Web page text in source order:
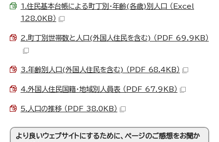
1.住民基本台帳による町丁別・年齢(各歳)別人口 （Excel
128.0KB）
2.町丁別世帯数と人口(外国人住民を含む) （PDF 69.9KB）
3.年齢別人口(外国人住民を含む) （PDF 68.4KB）
4.外国人住民国籍・地域別人員表 （PDF 67.9KB）
5.人口の推移 （PDF 38.0KB）
より良いウェブサイトにするために、ページのご感想をお聞か